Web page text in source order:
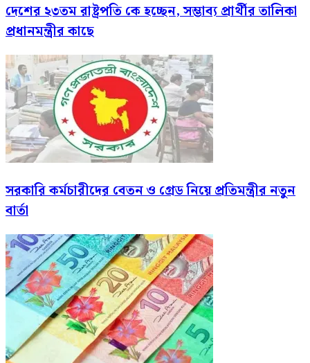
দেশের ২৩তম রাষ্ট্রপতি কে হচ্ছেন, সম্ভাব্য প্রার্থীর তালিকা
প্রধানমন্ত্রীর কাছে
সরকারি কর্মচারীদের বেতন ও গ্রেড নিয়ে প্রতিমন্ত্রীর নতুন
বার্তা